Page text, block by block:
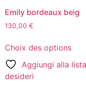
Emily bordeaux beig
130,00 €
Choix des options
Aggiungi alla
desideri